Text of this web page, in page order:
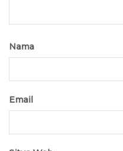
Nama
Email